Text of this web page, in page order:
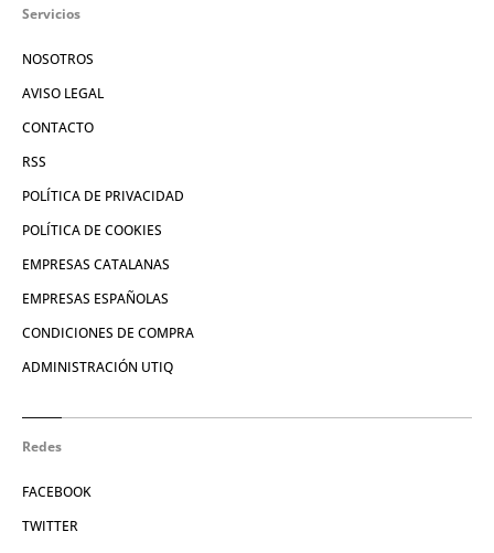
Servicios
NOSOTROS
AVISO LEGAL
CONTACTO
RSS
POLÍTICA DE PRIVACIDAD
POLÍTICA DE COOKIES
EMPRESAS CATALANAS
EMPRESAS ESPAÑOLAS
CONDICIONES DE COMPRA
ADMINISTRACIÓN UTIQ
Redes
FACEBOOK
TWITTER